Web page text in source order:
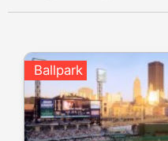
Ballpark